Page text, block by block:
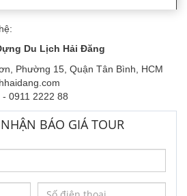
Du Lịch Hải Đăng
Phường 15, Quận Tân Bình, HCM
0911 2222 88
BÁO GIÁ TOUR